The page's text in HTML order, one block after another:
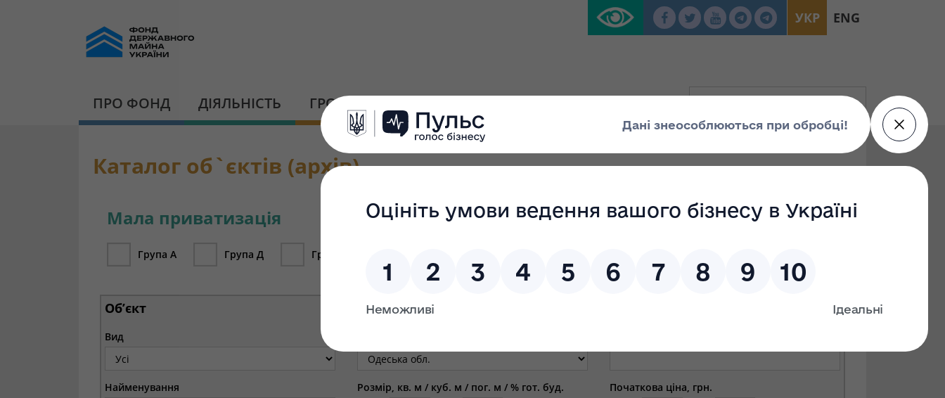
УКР ENG
ПРО ФОНД ДІЯЛЬНІСТЬ ГРОМАДСЬКА ПЛАТФОРМА
Каталог об`єктів (архів)
Мала приватизація
Група А Група Д Група Ж
Велика приватизація
Об’єкт
Вид
Найменування Розмір, кв. м / куб. м / пог. м / % гот. буд. Початкова ціна, грн.